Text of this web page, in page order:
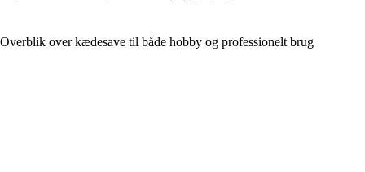
Overblik over kædesave til både hobby og professionelt brug